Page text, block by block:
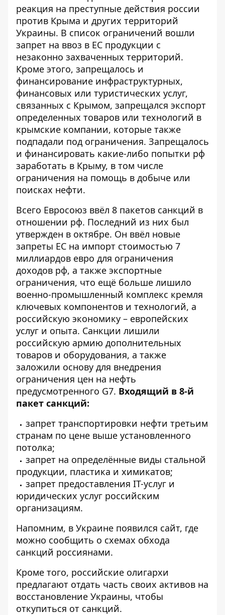
реакция на преступные действия россии
против Крыма и других территорий
Украины. В список ограничений вошли
запрет на ввоз в ЕС продукции с
незаконно захваченных территорий.
Кроме этого, запрещалось и
финансирование инфраструктурных,
финансовых или туристических услуг,
связанных с Крымом, запрещался экспорт
определенных товаров или технологий в
крымские компании, которые также
подпадали под ограничения. Запрещалось
и финансировать какие-либо попытки рф
заработать в Крыму, в том числе
ограничения на помощь в добыче или
поисках нефти.
Всего Евросоюз ввёл 8 пакетов санкций в
отношении рф. Последний из них был
утвержден в октябре. Он ввёл новые
запреты ЕС на импорт стоимостью 7
миллиардов евро для ограничения
доходов рф, а также экспортные
ограничения, что ещё больше лишило
военно-промышленный комплекс кремля
ключевых компонентов и технологий, а
российскую экономику – европейских
услуг и опыта. Санкции лишили
российскую армию дополнительных
товаров и оборудования, а также
заложили основу для внедрения
ограничения цен на нефть
предусмотренного G7. Входящий в 8-й
пакет санкций:
запрет транспортировки нефти третьим
странам по цене выше установленного
потолка;
запрет на определённые виды стальной
продукции, пластика и химикатов;
запрет предоставления IT-услуг и
юридических услуг российским
организациям.
Напомним, в Украине появился сайт, где
можно сообщить о схемах обхода
санкций россиянами.
Кроме того, российские олигархи
предлагают отдать часть своих активов на
восстановление Украины, чтобы
откупиться от санкций.